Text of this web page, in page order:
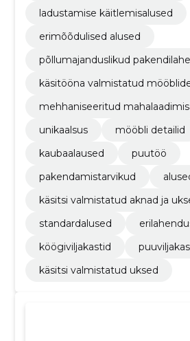
ladustamise käitlemisalused
erimõõdulised alused
põllumajanduslikud
käsitööna valmistatud
mehhaniseeritud
unikaalsus
mööbli detailid
kaubaalaused
puutöö
pakendamistarvikud
käsitsi valmistatud aknad ja
standardalused
köögiviljakastid
käsitsi valmistatud uksed